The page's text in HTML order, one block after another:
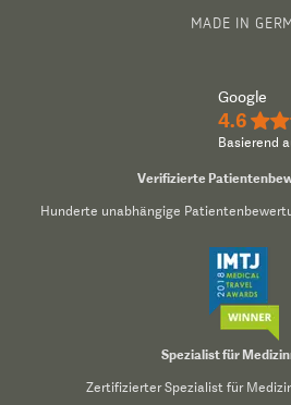
MADE IN
Google
4.6
Basierend
Verifizierte
Hunderte unabhängige
Spezialist für
Zertifizierter Spezialist für